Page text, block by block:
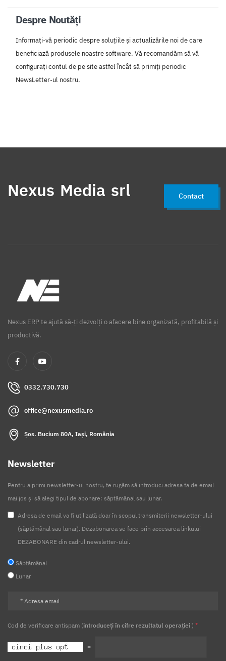
Despre Noutăți
Informați-vă periodic despre soluțiile și actualizările noi de care
beneficiază produsele noastre software. Vă recomandăm să vă
configurați contul de pe site astfel încât să primiți periodic
NewsLetter-ul nostru.
Nexus Media srl Contact
Nexus ERP te ajută să-ți dezvolți o afacere bine organizată, profitabilă și
productivă.
0332.730.730
office@nexusmedia.ro
Șos. Bucium 80A, Iași, România
Newsletter
Pentru a primi newsletter-ul nostru, te rugăm să introduci adresa ta de email
mai jos și să alegi tipul de abonare: săptămânal sau lunar.
Adresa de email va fi utilizată doar în scopul transmiterii newsletter-ului
(săptămânal sau lunar). Dezabonarea se face prin accesarea linkului
DEZABONARE din cadrul newsletter-ului.
Săptămânal
Lunar
Cod de verificare antispam (introduceți în cifre rezultatul operației ) *
=